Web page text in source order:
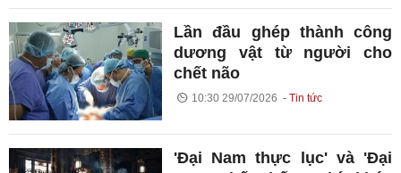
Lần đầu ghép thành công
dương vật từ người cho
chết não
10:30 29/07/2026 Tin tức
'Đại Nam thực lục' và 'Đại